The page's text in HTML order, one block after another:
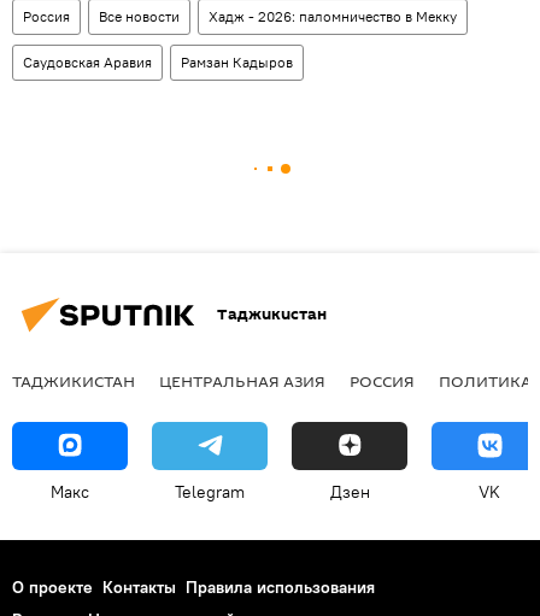
Россия Все новости Хадж - 2026: паломничество в Мекку
Саудовская Аравия Рамзан Кадыров
Таджикистан
ТАДЖИКИСТАН ЦЕНТРАЛЬНАЯ АЗИЯ РОССИЯ ПОЛИТИКА
Макс Telegram Дзен VK
О проекте Контакты Правила использования